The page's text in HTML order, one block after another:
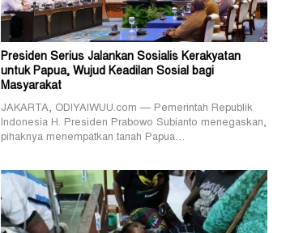
Presiden Serius Jalankan Sosialis Kerakyatan
untuk Papua, Wujud Keadilan Sosial bagi
Masyarakat
JAKARTA, ODIYAIWUU.com — Pemerintah Republik
Indonesia H. Presiden Prabowo Subianto menegaskan,
pihaknya menempatkan tanah Papua…